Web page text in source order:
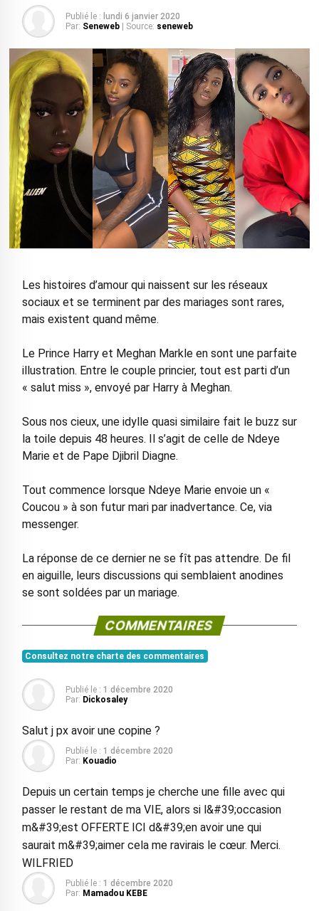
Publié le : lundi 6 janvier 2020
Par: Seneweb | Source: seneweb
Les histoires d’amour qui naissent sur les réseaux
sociaux et se terminent par des mariages sont rares,
mais existent quand même.
Le Prince Harry et Meghan Markle en sont une parfaite
illustration. Entre le couple princier, tout est parti d’un
« salut miss », envoyé par Harry à Meghan.
Sous nos cieux, une idylle quasi similaire fait le buzz sur
la toile depuis 48 heures. Il s’agit de celle de Ndeye
Marie et de Pape Djibril Diagne.
Tout commence lorsque Ndeye Marie envoie un «
Coucou » à son futur mari par inadvertance. Ce, via
messenger.
La réponse de ce dernier ne se fît pas attendre. De fil
en aiguille, leurs discussions qui semblaient anodines
se sont soldées par un mariage.
COMMENTAIRES
Consultez notre charte des commentaires
Publié le : 1 décembre 2020
Par: Dickosaley
Salut j px avoir une copine ?
Publié le : 1 décembre 2020
Par: Kouadio
Depuis un certain temps je cherche une fille avec qui
passer le restant de ma VIE, alors si l&#39;occasion
m&#39;est OFFERTE ICI d&#39;en avoir une qui
saurait m&#39;aimer cela me ravirais le cœur. Merci.
WILFRIED
Publié le : 1 décembre 2020
Par: Mamadou KEBE